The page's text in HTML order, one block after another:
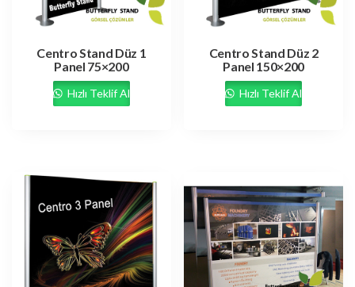
Centro Stand Düz 1
Panel 75×200
Hızlı Teklif Al
Centro Stand Düz 2
Panel 150×200
Hızlı Teklif Al